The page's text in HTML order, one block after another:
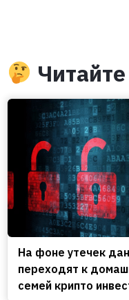
На фоне утечек
переходят к
семей крипто